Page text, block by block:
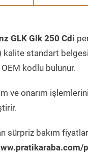
GLK Glk 250 Cdi
kalite standart
kodlu bulunur.
ve onarım
sürpriz bakım